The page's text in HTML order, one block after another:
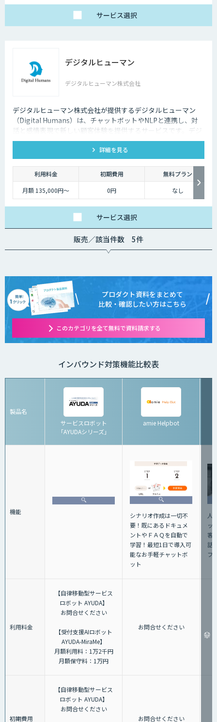
サービス選択
デジタルヒューマン
デジタルヒューマン株式会社
デジタルヒューマン株式会社が提供するデジタルヒューマン
（Digital Humans）は、チャットボットやNLPと連携し、対
話と感情表現で新しい顧客体験を提供するサービスです。デジ
タル従業員として、直感的で、インパクトがあり、競争力があ
るサービス創造と顧客体験が提供できます。
詳細を見る
利用料金 初期費用
無料プラン
月額 135,000円〜
0円 なし
サービス選択
販売／該当件数 5件
プロダクト資料をまとめて
比較・確認したい方はこちら
このカテゴリを全て無料で資料請求する
インバウンド対策機能比較表
製品名
サービスロボット
「AYUDAシリーズ」
amie Helpbot
機能
シナリオ作成は一切不
要！既にあるドキュメ
ントやＦＡＱを自動で
学習！最短1日で導入可
能なお手軽チャットボ
ット
人
ッ
客
話
フ
利用料金
【自律移動型サービス
ロボット AYUDA】
お問合せください
【受付支援AIロボット
AYUDA-MiraMe】
月額利用料：1万2千円
月額保守料：1万円
お問合せください
初期費用
【自律移動型サービス
ロボット AYUDA】
お問合せください
お問合せください